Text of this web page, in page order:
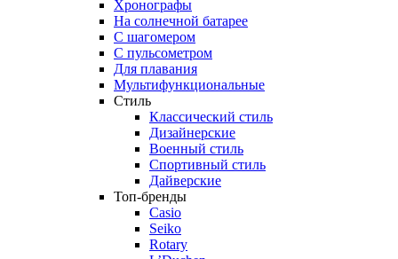
Хронографы
На солнечной батарее
С шагомером
С пульсометром
Для плавания
Мультифункциональные
Стиль
Классический стиль
Дизайнерские
Военный стиль
Спортивный стиль
Дайверские
Топ-бренды
Casio
Seiko
Rotary